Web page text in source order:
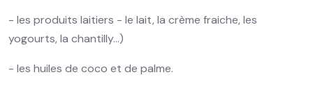
- les produits laitiers - le lait, la crème fraiche, les
yogourts, la chantilly…)
- les huiles de coco et de palme.